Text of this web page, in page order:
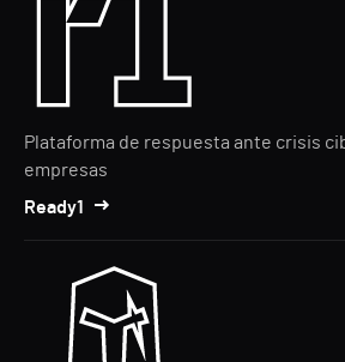
Plataforma de respuesta ante crisis
empresas
Ready1